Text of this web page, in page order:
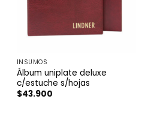
INSUMOS
Álbum uniplate deluxe
c/estuche s/hojas
$43.900